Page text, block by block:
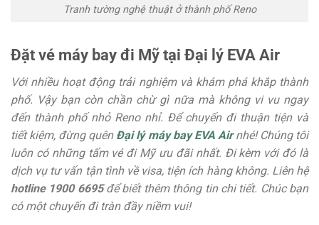
Tranh tường nghệ thuật ở thành phố Reno
Đặt vé máy bay đi Mỹ tại Đại lý EVA Air
Với nhiều hoạt động trải nghiệm và khám phá khắp thành
phố. Vậy bạn còn chần chừ gì nữa mà không vi vu ngay
đến thành phố nhỏ Reno nhỉ. Để chuyến đi thuận tiện và
tiết kiệm, đừng quên Đại lý máy bay EVA Airnhé! Chúng tôi
luôn có những tấm vé đi Mỹ ưu đãi nhất. Đi kèm với đó là
dịch vụ tư vấn tận tình về visa, tiện ích hàng không. Liên hệ
hotline 1900 6695để biết thêm thông tin chi tiết. Chúc bạn
có một chuyến đi tràn đầy niềm vui!